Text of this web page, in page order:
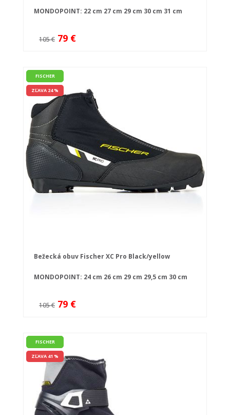
MONDOPOINT: 22 cm 27 cm 29 cm 30 cm 31 cm
105 € 79 €
FISCHER
ZĽAVA 24 %
Bežecká obuv Fischer XC Pro Black/yellow
MONDOPOINT: 24 cm 26 cm 29 cm 29,5 cm 30 cm
105 € 79 €
FISCHER
ZĽAVA 41 %